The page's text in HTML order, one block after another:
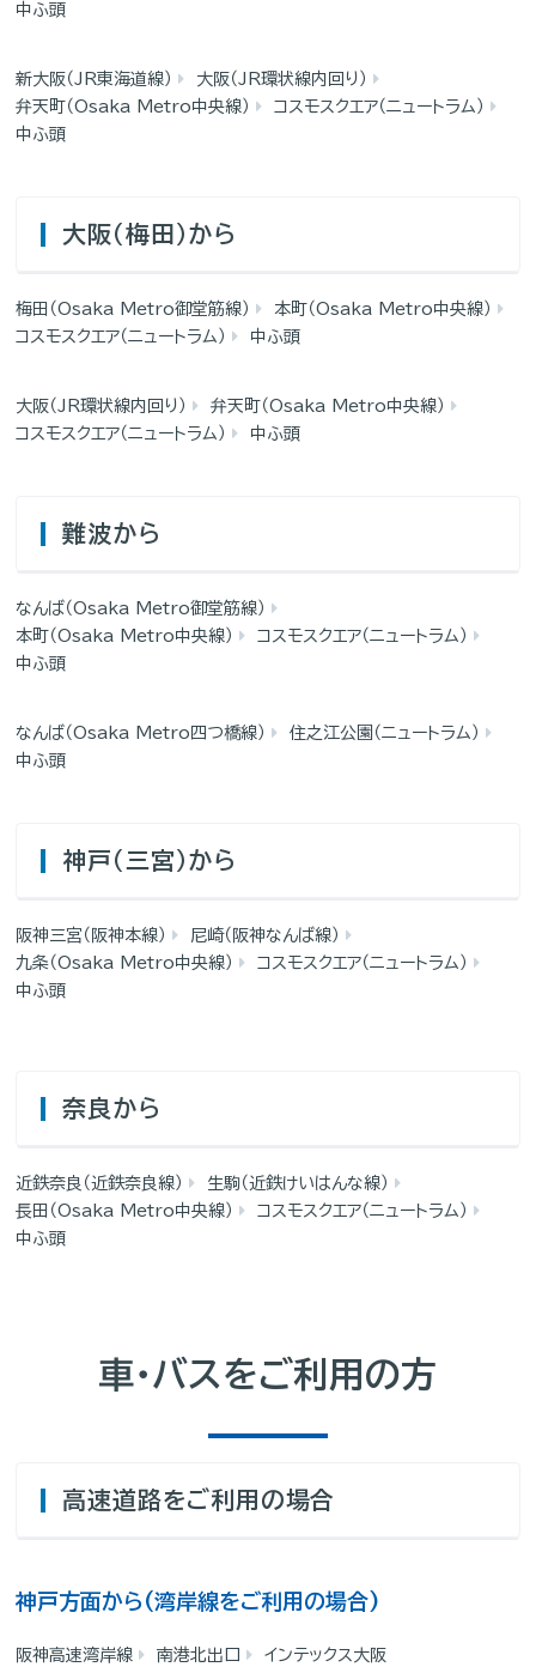
中ふ頭
新大阪（JR東海道線）
大阪（JR環状線内回り）
弁天町（Osaka Metro中央線）
コスモスクエア（ニュートラム）
中ふ頭
大阪（梅田）から
梅田（Osaka Metro御堂筋線）
本町（Osaka Metro中央線）
コスモスクエア（ニュートラム）
中ふ頭
大阪（JR環状線内回り）
弁天町（Osaka Metro中央線）
コスモスクエア（ニュートラム）
中ふ頭
難波から
なんば（Osaka Metro御堂筋線）
本町（Osaka Metro中央線）
コスモスクエア（ニュートラム）
中ふ頭
なんば（Osaka Metro四つ橋線）
住之江公園（ニュートラム）
中ふ頭
神戸（三宮）から
阪神三宮（阪神本線）
尼崎（阪神なんば線）
九条（Osaka Metro中央線）
コスモスクエア（ニュートラム）
中ふ頭
奈良から
近鉄奈良（近鉄奈良線）
生駒（近鉄けいはんな線）
長田（Osaka Metro中央線）
コスモスクエア（ニュートラム）
中ふ頭
車・バスをご利用の方
高速道路をご利用の場合
神戸方面から(湾岸線をご利用の場合)
阪神高速湾岸線 南港北出口 インテックス大阪